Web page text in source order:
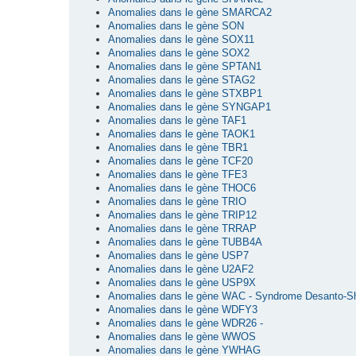
Anomalies dans le gène SMARCA2
Anomalies dans le gène SON
Anomalies dans le gène SOX11
Anomalies dans le gène SOX2
Anomalies dans le gène SPTAN1
Anomalies dans le gène STAG2
Anomalies dans le gène STXBP1
Anomalies dans le gène SYNGAP1
Anomalies dans le gène TAF1
Anomalies dans le gène TAOK1
Anomalies dans le gène TBR1
Anomalies dans le gène TCF20
Anomalies dans le gène TFE3
Anomalies dans le gène THOC6
Anomalies dans le gène TRIO
Anomalies dans le gène TRIP12
Anomalies dans le gène TRRAP
Anomalies dans le gène TUBB4A
Anomalies dans le gène USP7
Anomalies dans le gène U2AF2
Anomalies dans le gène USP9X
Anomalies dans le gène WAC - Syndrome Desanto-
Anomalies dans le gène WDFY3
Anomalies dans le gène WDR26 -
Anomalies dans le gène WWOS
Anomalies dans le gène YWHAG